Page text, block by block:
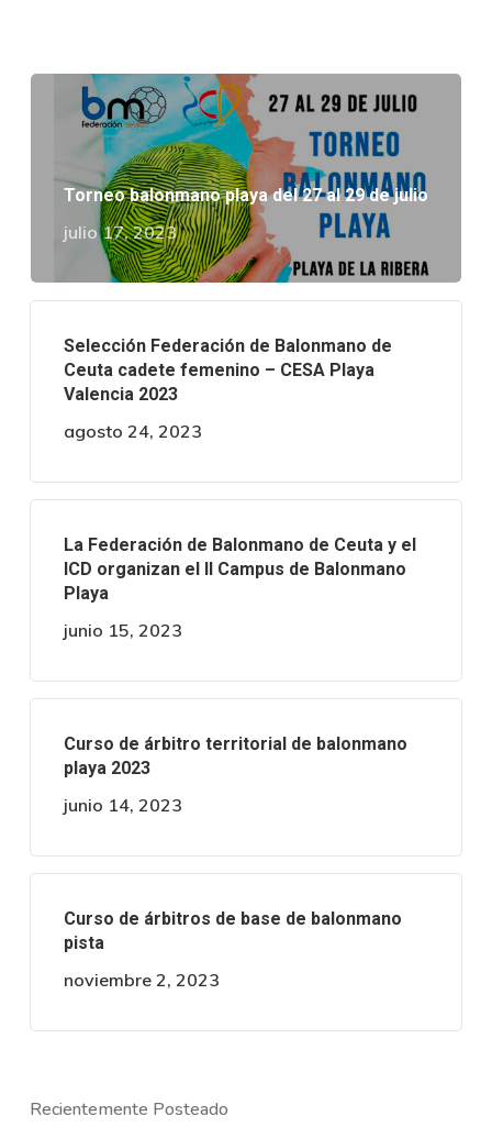
Torneo balonmano playa del 27 al 29 de julio
julio 17, 2023
Selección Federación de Balonmano de
Ceuta cadete femenino – CESA Playa
Valencia 2023
agosto 24, 2023
La Federación de Balonmano de Ceuta y el
ICD organizan el II Campus de Balonmano
Playa
junio 15, 2023
Curso de árbitro territorial de balonmano
playa 2023
junio 14, 2023
Curso de árbitros de base de balonmano
pista
noviembre 2, 2023
Recientemente Posteado